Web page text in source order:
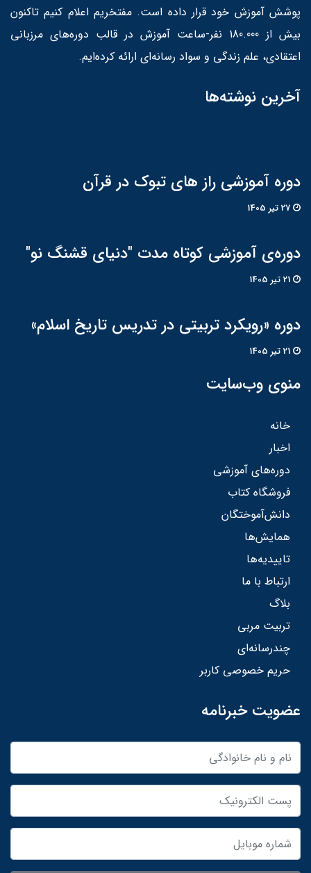
پوشش آموزش خود قرار داده است. مفتخریم اعلام کنیم تاکنون
بیش از 180.000 نفر-ساعت آموزش در قالب دوره‌های مرزبانی
اعتقادی، علم زندگی و سواد رسانه‌ای ارائه کرده‌ایم.
آخرین نوشته‌ها
دوره آموزشی راز های تبوک در قرآن
دوره‌ی آموزشی کوتاه مدت "دنیای قشنگ نو"
دوره «رویکرد تربیتی در تدریس تاریخ اسلام»
منوی وب‌سایت
خانه
اخبار
دوره‌های آموزشی
فروشگاه کتاب
دانش‌آموختگان
همایش‌ها
تاییدیه‌ها
ارتباط با ما
بلاگ
تربیت مربی
چندرسانه‌ای
حریم خصوصی کاربر
عضویت خبرنامه